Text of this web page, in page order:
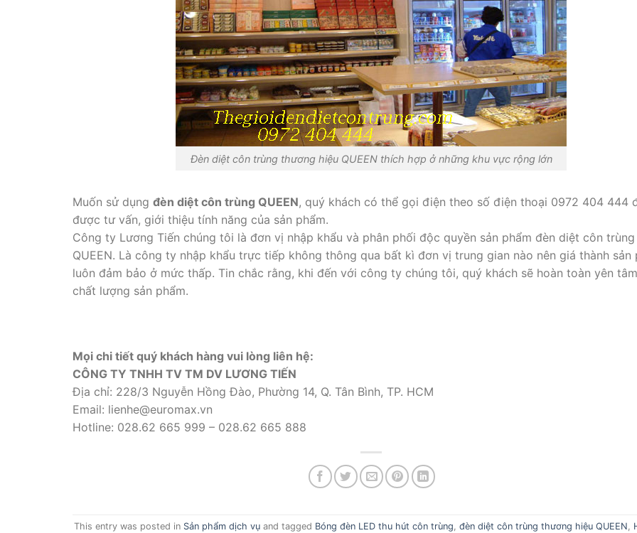
Đèn diệt côn trùng thương hiệu QUEEN thích hợp ở những khu vực rộng lớn
Muốn sử dụng đèn diệt côn trùng QUEEN, quý khách có thể gọi điện theo số điện thoại 0972 404 444
được tư vấn, giới thiệu tính năng của sản phẩm.
Công ty Lương Tiến chúng tôi là đơn vị nhập khẩu và phân phối độc quyền sản phẩm đèn diệt côn trùng
QUEEN. Là công ty nhập khẩu trực tiếp không thông qua bất kì đơn vị trung gian nào nên giá thành sản
luôn đảm bảo ở mức thấp. Tin chắc rằng, khi đến với công ty chúng tôi, quý khách sẽ hoàn toàn yên
chất lượng sản phẩm.
Mọi chi tiết quý khách hàng vui lòng liên hệ:
CÔNG TY TNHH TV TM DV LƯƠNG TIẾN
Địa chỉ: 228/3 Nguyễn Hồng Đào, Phường 14, Q. Tân Bình, TP. HCM
Email: lienhe@euromax.vn
Hotline: 028.62 665 999 – 028.62 665 888
This entry was posted in Sản phẩm dịch vụand tagged Bóng đèn LED thu hút côn trùng, đèn diệt côn trùng thương hiệu QUEEN,